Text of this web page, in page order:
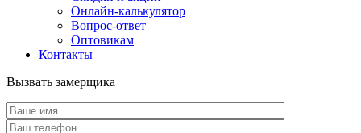
Онлайн-калькулятор
Вопрос-ответ
Оптовикам
Контакты
Вызвать замерщика